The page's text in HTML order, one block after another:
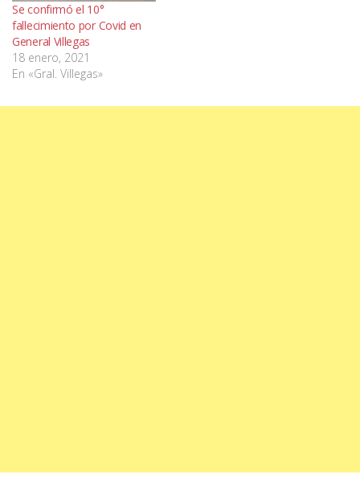
Se confirmó el 10°
fallecimiento por Covid en
General Villegas
18 enero, 2021
En «Gral. Villegas»